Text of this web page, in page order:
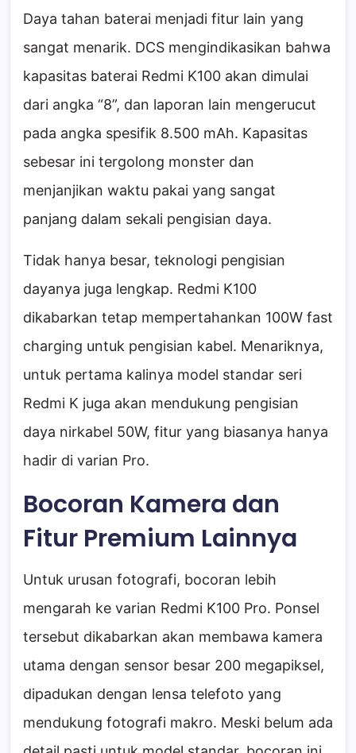
Daya tahan baterai menjadi fitur lain yang
sangat menarik. DCS mengindikasikan bahwa
kapasitas baterai Redmi K100 akan dimulai
dari angka “8”, dan laporan lain mengerucut
pada angka spesifik 8.500 mAh. Kapasitas
sebesar ini tergolong monster dan
menjanjikan waktu pakai yang sangat
panjang dalam sekali pengisian daya.
Tidak hanya besar, teknologi pengisian
dayanya juga lengkap. Redmi K100
dikabarkan tetap mempertahankan 100W fast
charging untuk pengisian kabel. Menariknya,
untuk pertama kalinya model standar seri
Redmi K juga akan mendukung pengisian
daya nirkabel 50W, fitur yang biasanya hanya
hadir di varian Pro.
Bocoran Kamera dan
Fitur Premium Lainnya
Untuk urusan fotografi, bocoran lebih
mengarah ke varian Redmi K100 Pro. Ponsel
tersebut dikabarkan akan membawa kamera
utama dengan sensor besar 200 megapiksel,
dipadukan dengan lensa telefoto yang
mendukung fotografi makro. Meski belum ada